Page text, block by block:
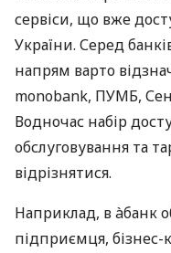
сервіси, що вже
України. Серед
напрям варто
monobank, ПУМБ,
Водночас набір
обслуговування та
відрізнятися.
Наприклад, в àбанк
підприємця, бізнес-